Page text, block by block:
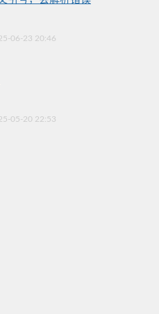
06-23 20:46
05-20 22:53